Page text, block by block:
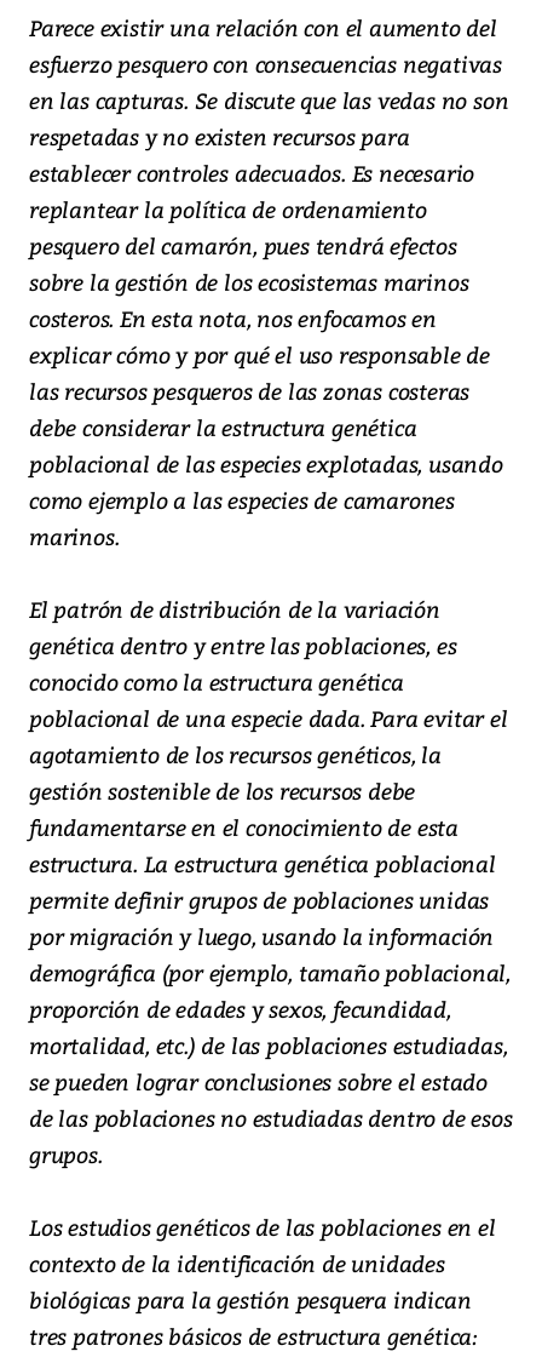
Parece existir una relación con el aumento del
esfuerzo pesquero con consecuencias negativas
en las capturas. Se discute que las vedas no son
respetadas y no existen recursos para
establecer controles adecuados. Es necesario
replantear la política de ordenamiento
pesquero del camarón, pues tendrá efectos
sobre la gestión de los ecosistemas marinos
costeros. En esta nota, nos enfocamos en
explicar cómo y por qué el uso responsable de
las recursos pesqueros de las zonas costeras
debe considerar la estructura genética
poblacional de las especies explotadas, usando
como ejemplo a las especies de camarones
marinos.
El patrón de distribución de la variación
genética dentro y entre las poblaciones, es
conocido como la estructura genética
poblacional de una especie dada. Para evitar el
agotamiento de los recursos genéticos, la
gestión sostenible de los recursos debe
fundamentarse en el conocimiento de esta
estructura. La estructura genética poblacional
permite definir grupos de poblaciones unidas
por migración y luego, usando la información
demográfica (por ejemplo, tamaño poblacional,
proporción de edades y sexos, fecundidad,
mortalidad, etc.) de las poblaciones estudiadas,
se pueden lograr conclusiones sobre el estado
de las poblaciones no estudiadas dentro de esos
grupos.
Los estudios genéticos de las poblaciones en el
contexto de la identificación de unidades
biológicas para la gestión pesquera indican
tres patrones básicos de estructura genética: